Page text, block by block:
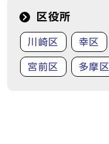
区役所
川崎区 幸区
宮前区 多摩区